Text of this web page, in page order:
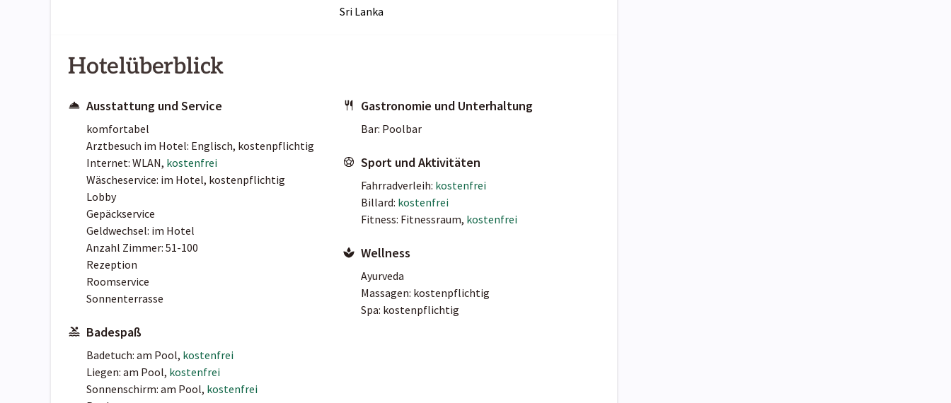
Sri Lanka
Hotelüberblick
Ausstattung und Service
komfortabel
Arztbesuch im Hotel: Englisch, kostenpflichtig
Internet: WLAN, kostenfrei
Wäscheservice: im Hotel, kostenpflichtig
Lobby
Gepäckservice
Geldwechsel: im Hotel
Anzahl Zimmer: 51-100
Rezeption
Roomservice
Sonnenterrasse
Badespaß
Badetuch: am Pool, kostenfrei
Liegen: am Pool, kostenfrei
Sonnenschirm: am Pool, kostenfrei
Gastronomie und Unterhaltung
Bar: Poolbar
Sport und Aktivitäten
Fahrradverleih: kostenfrei
Billard: kostenfrei
Fitness: Fitnessraum, kostenfrei
Wellness
Ayurveda
Massagen: kostenpflichtig
Spa: kostenpflichtig